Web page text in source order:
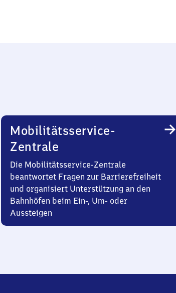
Mobilitätsservice-
Zentrale
Die Mobilitätsservice-Zentrale
beantwortet Fragen zur Barrierefreiheit
und organisiert Unterstützung an den
Bahnhöfen beim Ein-, Um- oder
Aussteigen